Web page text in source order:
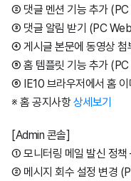
② 댓글 멘션 기능 추가
③ 댓글 알림 받기 (PC
④ 게시글 본문에 동영상
⑤ 홈 템플릿 기능 추가
⑥ IE10 브라우저에서 홈
※ 홈 공지사항상세보기
[Admin 콘솔]
① 모니터링 메일 발신 정
② 메시지 회수 설정 변경